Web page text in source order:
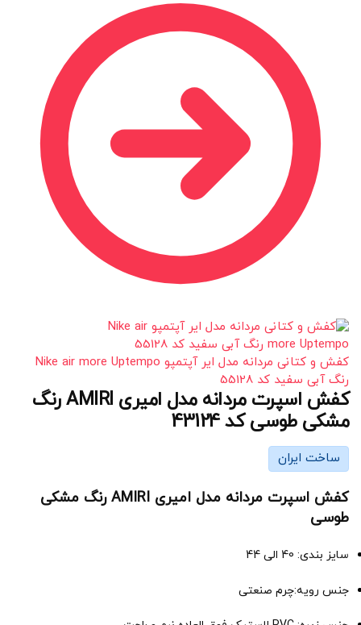
کفش و کتانی مردانه مدل ایر آپتمپو Nike air more Uptempo
رنگ آبی سفید کد 55128
کفش اسپرت مردانه مدل امیری AMIRI رنگ
مشکی طوسی کد 43124
ساخت ایران
کفش اسپرت مردانه مدل امیری AMIRI رنگ مشکی
طوسی
سایز بندی: 40 الی 44
جنس رویه:چرم صنعتی